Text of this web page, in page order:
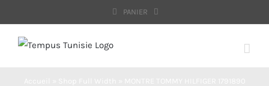
au
contenu
PANIER